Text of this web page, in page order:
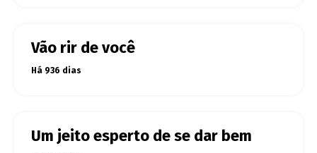
Vão rir de você
Há 936 dias
Um jeito esperto de se dar bem